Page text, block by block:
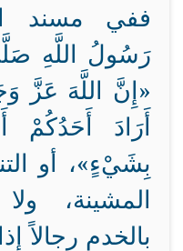
ففي مسند
رَسُولُ اللَّهِ
«إِنَّ اللَّهَ عَزَّ
أَرَادَ أَحَدُكُمْ
بِشَيْءٍ»، أو
المشينة،
بالخدم رجالاً